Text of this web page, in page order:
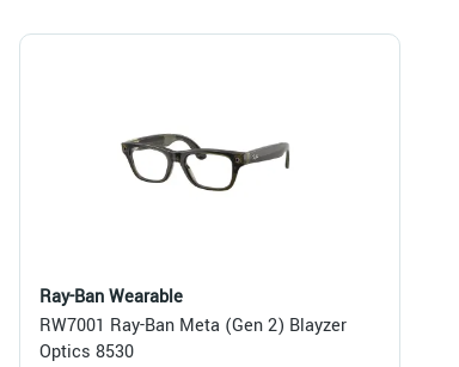
Ray-Ban Wearable
RW7001 Ray-Ban Meta (Gen 2) Blayzer
Optics 8530